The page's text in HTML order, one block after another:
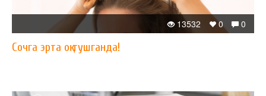
0
0
13532
Сочга эрта оқ тушганда!